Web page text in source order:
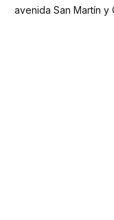
avenida San Martín y